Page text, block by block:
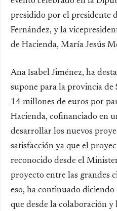
presidido por el presidente
Fernández, y la
de Hacienda, María Jesús
Ana Isabel Jiménez, ha
supone para la provincia de
14 millones de euros por
Hacienda, cofinanciado en
desarrollar los nuevos
satisfacción ya que el
reconocido desde el
proyecto entre las grandes
eso, ha continuado
que desde la colaboración